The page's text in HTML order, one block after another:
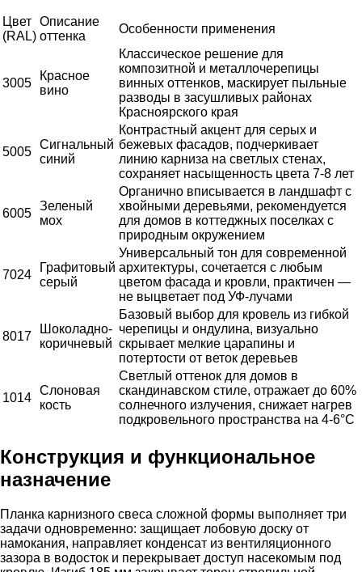
Цвет
(RAL)
Описание
оттенка
Особенности применения
3005
Красное
вино
Классическое решение для
композитной и металлочерепицы
винных оттенков, маскирует пыльные
разводы в засушливых районах
Красноярского края
5005
Сигнальный
синий
Контрастный акцент для серых и
бежевых фасадов, подчеркивает
линию карниза на светлых стенах,
сохраняет насыщенность цвета 7-8 лет
6005
Зеленый
мох
Органично вписывается в ландшафт с
хвойными деревьями, рекомендуется
для домов в коттеджных поселках с
природным окружением
7024
Графитовый
серый
Универсальный тон для современной
архитектуры, сочетается с любым
цветом фасада и кровли, практичен —
не выцветает под УФ-лучами
8017
Шоколадно-
коричневый
Базовый выбор для кровель из гибкой
черепицы и ондулина, визуально
скрывает мелкие царапины и
потертости от веток деревьев
1014
Слоновая
кость
Светлый оттенок для домов в
скандинавском стиле, отражает до 60%
солнечного излучения, снижает нагрев
подкровельного пространства на 4-6°C
Конструкция и функциональное
назначение
Планка карнизного свеса сложной формы выполняет три
задачи одновременно: защищает лобовую доску от
намокания, направляет конденсат из вентиляционного
зазора в водосток и перекрывает доступ насекомым под